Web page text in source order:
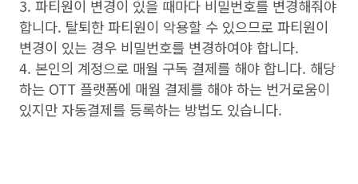
3. 파티원이 변경이 있을 때마다 비밀번호를 변경해줘야
합니다. 탈퇴한 파티원이 악용할 수 있으므로 파티원이
변경이 있는 경우 비밀번호를 변경하여야 합니다.
4. 본인의 계정으로 매월 구독 결제를 해야 합니다. 해당
하는 OTT 플랫폼에 매월 결제를 해야 하는 번거로움이
있지만 자동결제를 등록하는 방법도 있습니다.